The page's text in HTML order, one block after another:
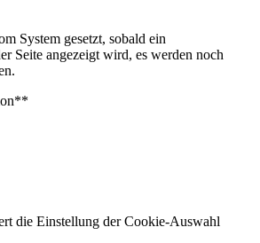
System gesetzt, sobald ein
Seite angezeigt wird, es werden noch
die Einstellung der Cookie-Auswahl